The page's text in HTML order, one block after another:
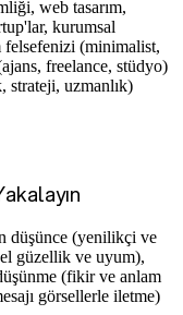
web tasarım,
kurumsal
felsefenizi (minimalist,
freelance, stüdyo)
strateji, uzmanlık)
düşünce (yenilikçi ve
güzellik ve uyum),
(fikir ve anlam
görsellerle iletme)